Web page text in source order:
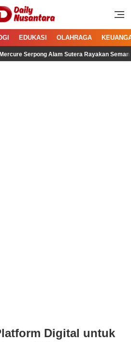
Nusantara
Fakta, Menginspirasi
EDUKASI OLAHRAGA
Serpong Alam Sutera Rayakan Semangat
Digital untuk